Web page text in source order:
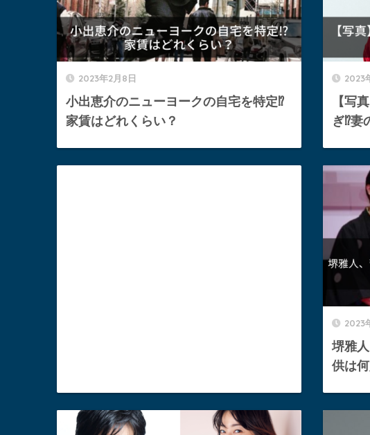
2023年2月8日
小出恵介のニューヨークの自宅を特定⁉︎
家賃はどれくらい？
2023
【写
ぎ⁉︎妻
2023
堺雅
供は